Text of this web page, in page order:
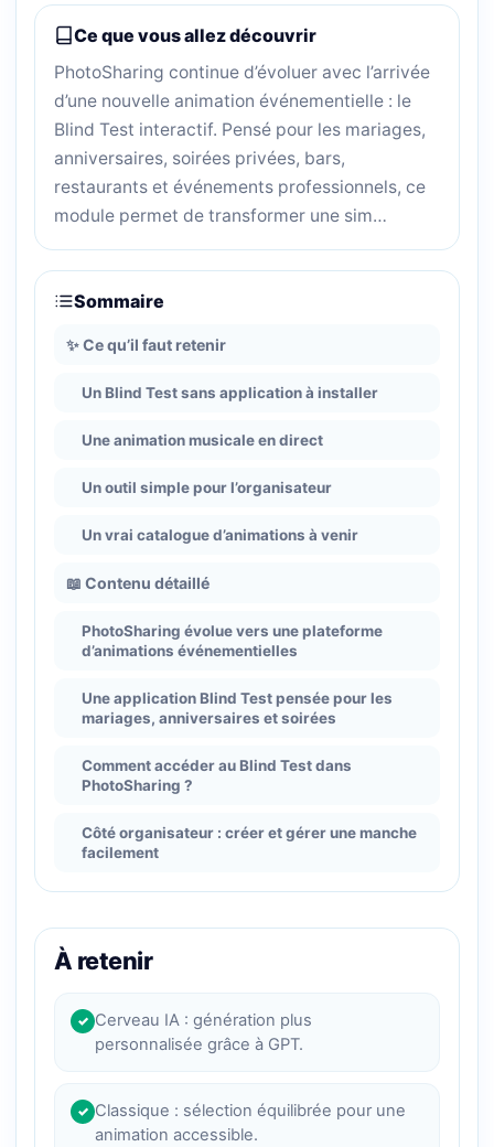
Ce que vous allez découvrir
PhotoSharing continue d’évoluer avec l’arrivée
d’une nouvelle animation événementielle : le
Blind Test interactif. Pensé pour les mariages,
anniversaires, soirées privées, bars,
restaurants et événements professionnels, ce
module permet de transformer une sim…
Sommaire
✨ Ce qu’il faut retenir
Un Blind Test sans application à installer
Une animation musicale en direct
Un outil simple pour l’organisateur
Un vrai catalogue d’animations à venir
📖 Contenu détaillé
PhotoSharing évolue vers une plateforme
d’animations événementielles
Une application Blind Test pensée pour les
mariages, anniversaires et soirées
Comment accéder au Blind Test dans
PhotoSharing ?
Côté organisateur : créer et gérer une manche
facilement
À retenir
✓ Cerveau IA : génération plus
personnalisée grâce à GPT.
✓ Classique : sélection équilibrée pour une
animation accessible.